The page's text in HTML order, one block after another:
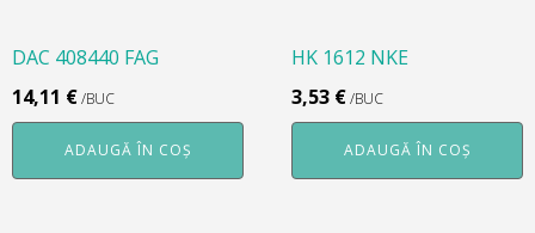
DAC 408440 FAG
14,11 €/BUC
ADAUGĂ ÎN COȘ
HK 1612 NKE
3,53 €/BUC
ADAUGĂ ÎN COȘ